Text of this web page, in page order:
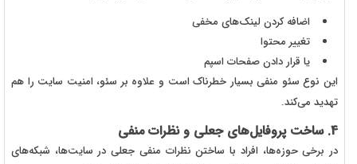
اضافه کردن لینک‌های مخفی
تغییر محتوا
یا قرار دادن صفحات اسپم
این نوع سئو منفی بسیار خطرناک است و علاوه بر سئو، امنیت سایت را هم
تهدید می‌کند.
4. ساخت پروفایل‌های جعلی و نظرات منفی
در برخی حوزه‌ها، افراد با ساختن نظرات منفی جعلی در سایت‌ها، شبکه‌های